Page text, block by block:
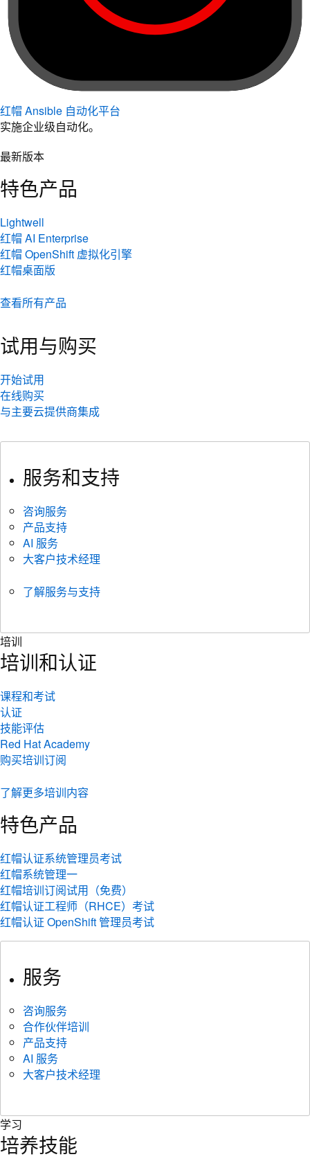
红帽 Ansible 自动化平台
实施企业级自动化。
最新版本
特色产品
Lightwell
红帽 AI Enterprise
红帽 OpenShift 虚拟化引擎
红帽桌面版
查看所有产品
试用与购买
开始试用
在线购买
与主要云提供商集成
服务和支持
咨询服务
产品支持
AI 服务
大客户技术经理
了解服务与支持
培训
培训和认证
课程和考试
认证
技能评估
Red Hat Academy
购买培训订阅
了解更多培训内容
特色产品
红帽认证系统管理员考试
红帽系统管理一
红帽培训订阅试用（免费）
红帽认证工程师（RHCE）考试
红帽认证 OpenShift 管理员考试
服务
咨询服务
合作伙伴培训
产品支持
AI 服务
大客户技术经理
学习
培养技能